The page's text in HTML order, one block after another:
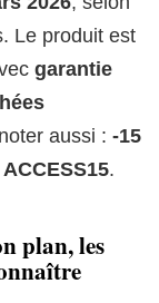
Le produit est
garantie
aussi : -15
ACCESS15.
plan, les